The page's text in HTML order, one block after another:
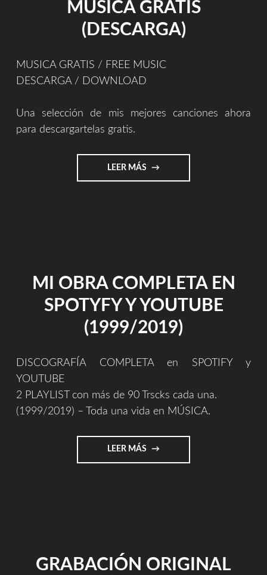
MÚSICA GRATIS
(DESCARGA)
MUSICA GRATIS / FREE MUSIC
DESCARGA / DOWNLOAD
Una selección de mis mejores canciones ahora
para descargartelas gratis.
LEER MÁS "MÚSICA
GRATIS
MI OBRA COMPLETA EN
SPOTYFY Y YOUTUBE
(1999/2019)
DISCOGRAFÍA COMPLETA en SPOTIFY y
YOUTUBE
2 PLAYLIST con más de 90 Trscks cada una.
(1999/2019) – Toda una vida en MÚSICA.
LEER MÁS "MI
OBRA
GRABACIÓN ORIGINAL